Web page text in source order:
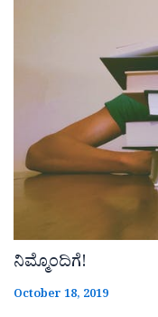
ನಿಮ್ಮೊಂದಿಗೆ!
October 18, 2019